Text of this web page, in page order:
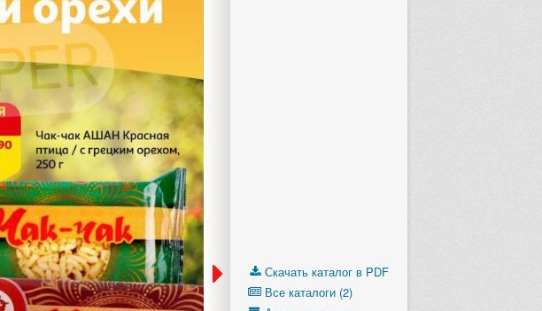
Скачать каталог в PDF
Все каталоги (2)